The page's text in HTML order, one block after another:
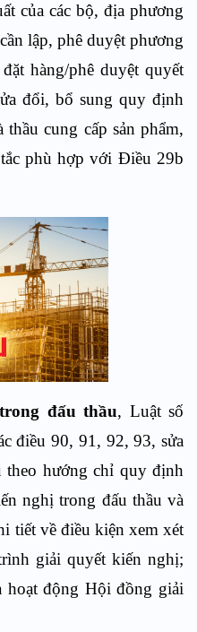
của các bộ, địa phương
lập, phê duyệt phương
hàng/phê duyệt quyết
đổi, bổ sung quy định
cung cấp sản phẩm,
phù hợp với Điều 29b
đấu thầu, Luật số
điều 90, 91, 92, 93, sửa
hướng chỉ quy định
nghị trong đấu thầu và
tiết về điều kiện xem xét
giải quyết kiến nghị;
hoạt động Hội đồng giải